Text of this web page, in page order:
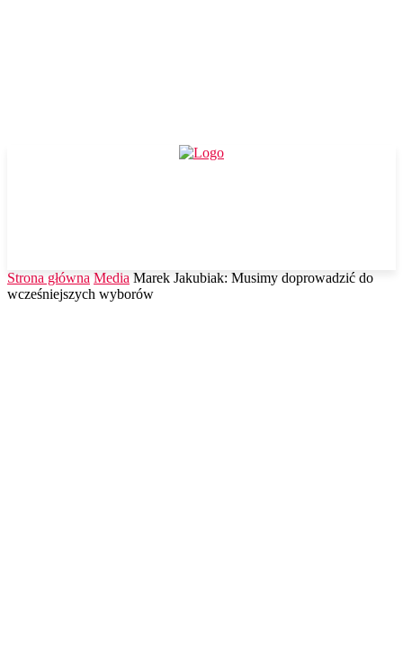
Strona główna Media Marek Jakubiak: Musimy doprowadzić do
wcześniejszych wyborów